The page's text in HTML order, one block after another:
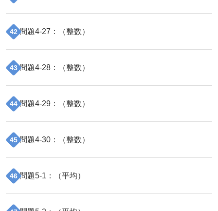
42 問題4-27 ：（整数）
43 問題4-28 ：（整数）
44 問題4-29 ：（整数）
45 問題4-30 ：（整数）
46 問題5-1 ：（平均）